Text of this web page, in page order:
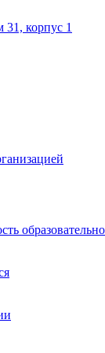
корпус 1